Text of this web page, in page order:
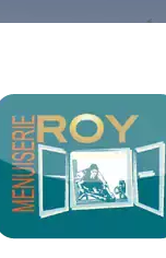
FENÊTRES
BOIS
LES INTEMPORELLES